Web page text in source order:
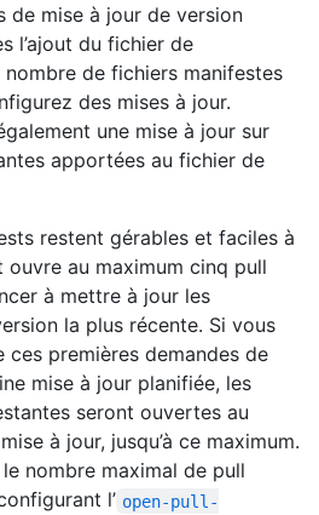
de mise à jour de version
l’ajout du fichier de
de fichiers manifestes
des mises à jour.
une mise à jour sur
apportées au fichier de
restent gérables et faciles à
ouvre au maximum cinq pull
à mettre à jour les
la plus récente. Si vous
premières demandes de
mise à jour planifiée, les
seront ouvertes au
à jour, jusqu’à ce maximum.
nombre maximal de pull
l’ open-pull-